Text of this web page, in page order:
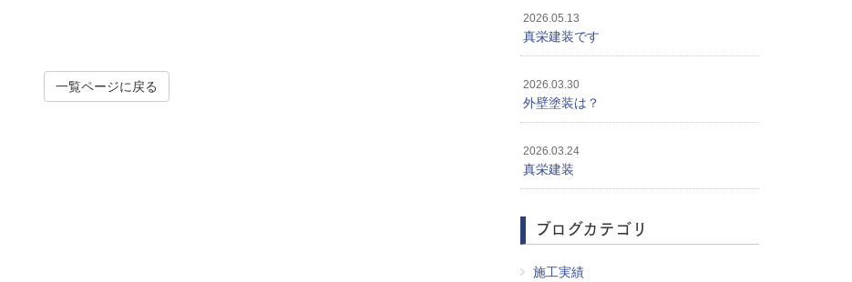
一覧ページに戻る
2026.05.13
真栄建装です
2026.03.30
外壁塗装は？
2026.03.24
真栄建装
ブログカテゴリ
施工実績